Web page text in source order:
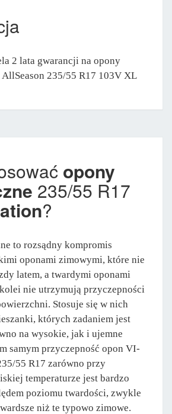
2 lata gwarancji na opony
235/55 R17 103V XL
opony
235/55 R17
?
to rozsądny kompromis
oponami zimowymi, które nie
latem, a twardymi oponami
nie utrzymują przyczepności
Stosuje się w nich
których zadaniem jest
na wysokie, jak i ujemne
samym przyczepność opon VI-
55 R17 zarówno przy
temperaturze jest bardzo
poziomu twardości, zwykle
niż te typowo zimowe.